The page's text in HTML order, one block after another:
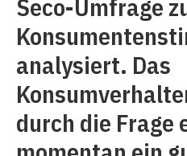
Seco-Umfrage
analysiert. Das
durch die Frage